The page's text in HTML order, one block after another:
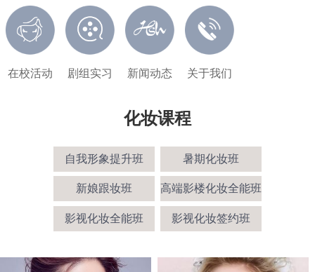
在校活动 剧组实习 新闻动态 关于我们
化妆课程
自我形象提升班 暑期化妆班
新娘跟妆班 高端影楼化妆全能班
影视化妆全能班 影视化妆签约班